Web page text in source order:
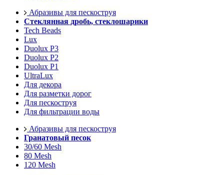
Абразивы для пескоструя
Стеклянная дробь, стеклошарики
Tech Beads
Lux
Duolux P3
Duolux P2
Duolux P1
UltraLux
Для декора
Для разметки дорог
Для пескоструя
Для фильтрации воды
Абразивы для пескоструя
Гранатовый песок
30/60 Mesh
80 Mesh
120 Mesh